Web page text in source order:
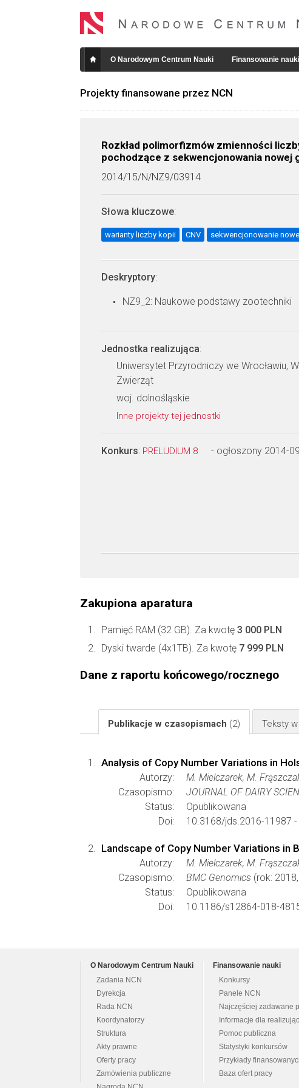
O Narodowym Centrum Nauki Finansowanie nauki
Projekty finansowane przez NCN
Rozkład polimorfizmów zmienności
pochodzące z sekwencjonowania nowej
2014/15/N/NZ9/03914
Słowa kluczowe:
warianty liczby kopii CNV sekwencjonowanie
Deskryptory:
NZ9_2: Naukowe podstawy zootechniki
Jednostka realizująca:
Uniwersytet Przyrodniczy we Wrocławiu,
Zwierząt
woj. dolnośląskie
Inne projekty tej jednostki
Konkurs: PRELUDIUM 8 - ogłoszony 2014-
Zakupiona aparatura
Pamięć RAM (32 GB). Za kwotę 3 000 PLN
Dyski twarde (4x1TB). Za kwotę 7 999 PLN
Dane z raportu końcowego/rocznego
Publikacje w czasopismach (2) Teksty
Analysis of Copy Number Variations in
Autorzy:
M. Mielczarek, M.
Czasopismo:
JOURNAL OF DAIRY
Status:
Opublikowana
Doi:
10.3168/jds.2016-11987 -
Landscape of Copy Number Variations in
Autorzy:
M. Mielczarek, M.
Czasopismo:
BMC Genomics (rok:
Status:
Opublikowana
Doi:
10.1186/s12864-018-
O Narodowym Centrum Nauki
Zadania NCN
Dyrekcja
Rada NCN
Koordynatorzy
Struktura
Akty prawne
Oferty pracy
Zamówienia publiczne
Finansowanie nauki
Konkursy
Panele NCN
Najczęściej zadawane
Informacje dla
Pomoc publiczna
Statystyki konkursów
Przykłady
Baza ofert pracy